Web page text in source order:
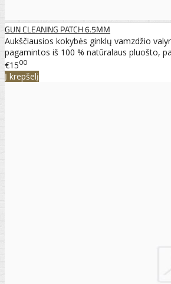
GUN CLEANING PATCH 6.5MM
Aukščiausios kokybės ginklų vamzdžio
pagamintos iš 100 % natūralaus pluošto,
€1500
Į krepšelį